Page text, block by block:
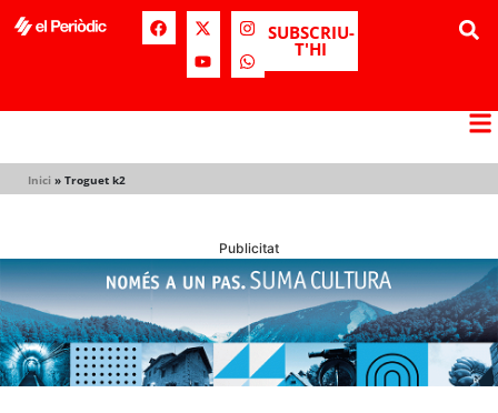
SUBSCRIU-
T'HI
Inici » Troguet k2
Publicitat